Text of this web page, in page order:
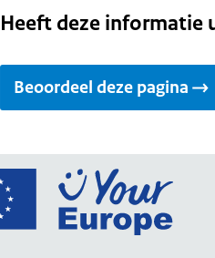
Heeft deze informatie
Beoordeel deze pagina
Ga